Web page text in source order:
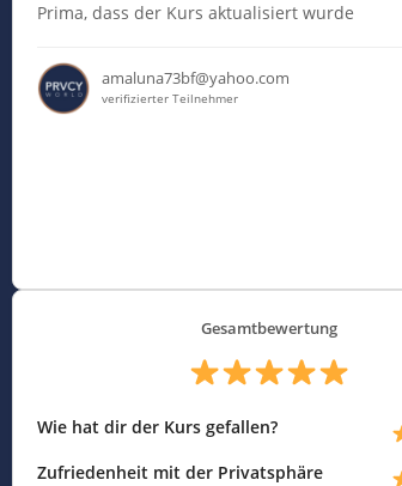
Prima, dass der Kurs aktualisiert wurde
amaluna73bf@yahoo.com
verifizierter Teilnehmer
Gesamtbewertung
Wie hat dir der Kurs gefallen?
Zufriedenheit mit der Privatsphäre